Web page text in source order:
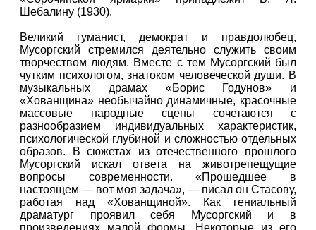
Шебалину (1930).
Великий гуманист, демократ и правдолюбец,
Мусоргский стремился деятельно служить своим
творчеством людям. Вместе с тем Мусоргский был
чутким психологом, знатоком человеческой души. В
музыкальных драмах «Борис Годунов» и
«Хованщина» необычайно динамичные, красочные
массовые народные сцены сочетаются с
разнообразием индивидуальных характеристик,
психологической глубиной и сложностью отдельных
образов. В сюжетах из отечественного прошлого
Мусоргский искал ответа на животрепещущие
вопросы современности. «Прошедшее в
настоящем — вот моя задача», — писал он Стасову,
работая над «Хованщиной». Как гениальный
драматург проявил себя Мусоргский и в
произведениях малой формы. Некоторые из его